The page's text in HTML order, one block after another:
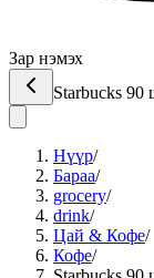
Зар нэмэх
Starbucks 90
Нүүр/
Бараа/
grocery/
drink/
Цай & Кофе/
Кофе/